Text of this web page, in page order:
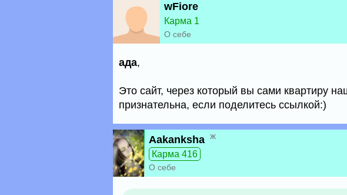
wFiore
Карма 1
О себе
ада,
Это сайт, через который вы сами квартиру
признательна, если поделитесь ссылкой:)
Aakanksha ж
Карма 416
О себе